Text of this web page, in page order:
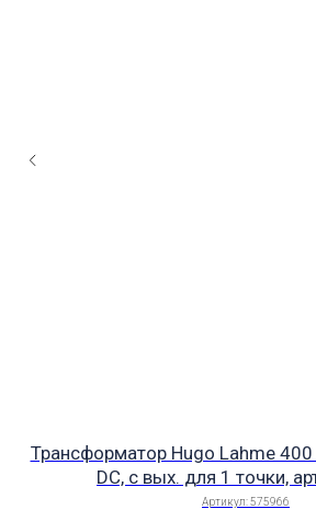
Трансформатор Hugo Lahme
DC, с вых. для 1 точки,
Артикул:575966